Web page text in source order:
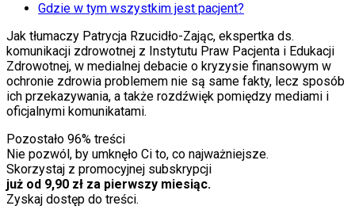
Gdzie w tym wszystkim jest pacjent?
Jak tłumaczy Patrycja Rzucidło-Zając, ekspertka ds.
komunikacji zdrowotnej z Instytutu Praw Pacjenta i Edukacji
Zdrowotnej, w medialnej debacie o kryzysie finansowym w
ochronie zdrowia problemem nie są same fakty, lecz sposób
ich przekazywania, a także rozdźwięk pomiędzy mediami i
oficjalnymi komunikatami.
Pozostało 96% treści
Nie pozwól, by umknęło Ci to, co najważniejsze.
Skorzystaj z promocyjnej subskrypcji
już od 9,90 zł za pierwszy miesiąc.
Zyskaj dostęp do treści.